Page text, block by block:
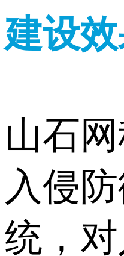
建设
山石
入侵
统，